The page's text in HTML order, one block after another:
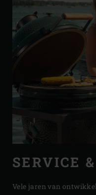
SERVICE
Vele jaren van